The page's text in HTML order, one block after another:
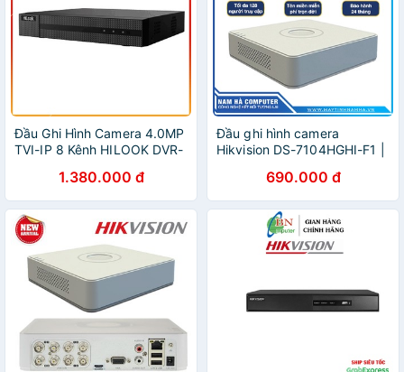
Đầu Ghi Hình Camera 4.0MP
TVI-IP 8 Kênh HILOOK DVR-
1.380.000 đ
Đầu ghi hình camera
Hikvision DS-7104HGHI-F1 |
Chính Hãng690.000 đ